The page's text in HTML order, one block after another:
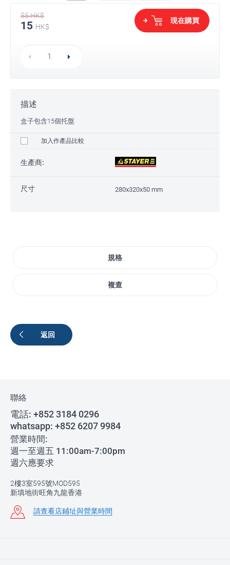
55HK$
15 HK$
現在購買
描述
盒子包含15個托盤
加入作產品比較
生產商:
尺寸 280x320x50 mm
規格
複查
返回
聯絡
電話: +852 3184 0296
whatsapp: +852 6207 9984
營業時間:
週一至週五 11:00am-7:00pm
週六應要求
2樓3室595號MOD595
新填地街旺角九龍香港
請查看店鋪址與營業時間